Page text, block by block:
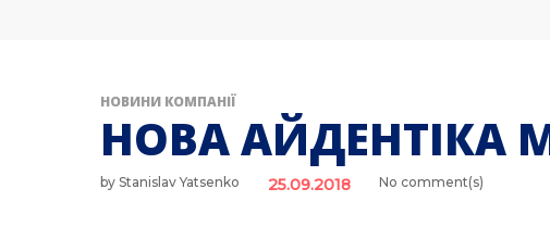
НОВИНИ КОМПАНІЇ
НОВА АЙДЕНТІКА
by Stanislav Yatsenko 25.09.2018 No comment(s)